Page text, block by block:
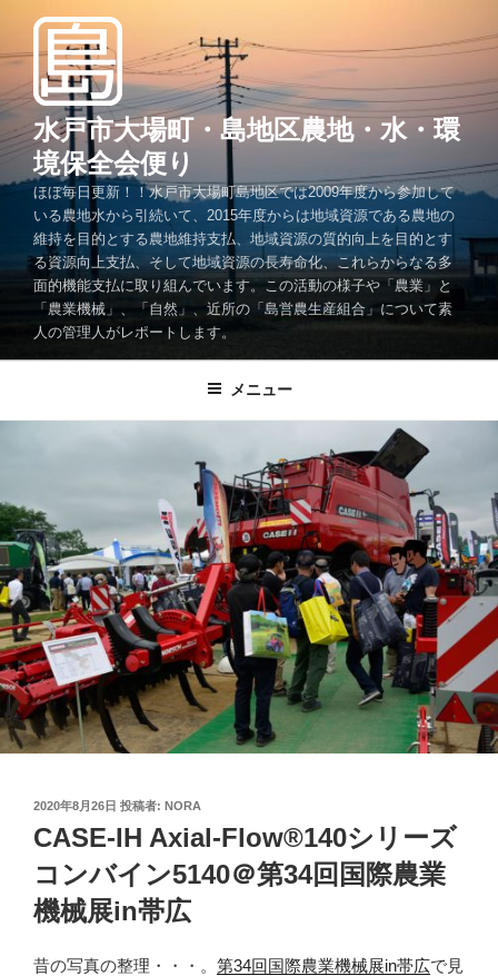
テ
ン
へ
水戸市大場町・島地区農地・水・環
境保全会便り
ほぼ毎日更新！！水戸市大場町島地区では2009年度から参加して
いる農地水から引続いて、2015年度からは地域資源である農地の
維持を目的とする農地維持支払、地域資源の質的向上を目的とす
る資源向上支払、そして地域資源の長寿命化、これらからなる多
面的機能支払に取り組んでいます。この活動の様子や「農業」と
「農業機械」、「自然」、近所の「島営農生産組合」について素
人の管理人がレポートします。
メニュー
投
日:
2020年8月26日 投稿者: NORA
CASE-IH Axial-Flow®140シリーズ
コンバイン5140＠第34回国際農業
機械展in帯広
昔の写真の整理・・・。 第34回国際農業機械展in帯広で見